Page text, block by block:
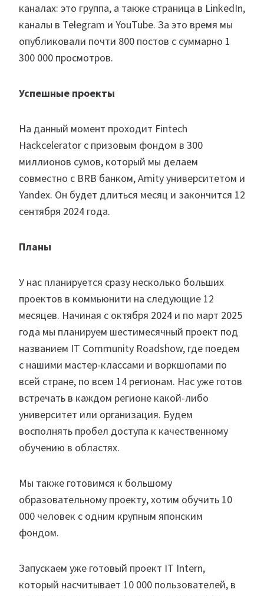
каналах: это группа, а также страница в LinkedIn,
каналы в Telegram и YouTube. За это время мы
опубликовали почти 800 постов с суммарно 1
300 000 просмотров.
Успешные проекты
На данный момент проходит Fintech
Hackcelerator с призовым фондом в 300
миллионов сумов, который мы делаем
совместно с BRB банком, Amity университетом и
Yandex. Он будет длиться месяц и закончится 12
сентября 2024 года.
Планы
У нас планируется сразу несколько больших
проектов в коммьюнити на следующие 12
месяцев. Начиная с октября 2024 и по март 2025
года мы планируем шестимесячный проект под
названием IT Community Roadshow, где поедем
с нашими мастер-классами и воркшопами по
всей стране, по всем 14 регионам. Нас уже готов
встречать в каждом регионе какой-либо
университет или организация. Будем
восполнять пробел доступа к качественному
обучению в областях.
Мы также готовимся к большому
образовательному проекту, хотим обучить 10
000 человек с одним крупным японским
фондом.
Запускаем уже готовый проект IT Intern,
который насчитывает 10 000 пользователей, в